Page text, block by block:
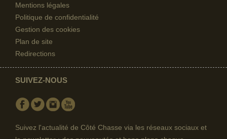
Mentions légales
Politique de confidentialité
Gestion des cookies
Plan de site
Redirections
SUIVEZ-NOUS
Facebook
TwitterInstagram
Suivez l'actualité de Côté Chasse via les réseaux sociaux et